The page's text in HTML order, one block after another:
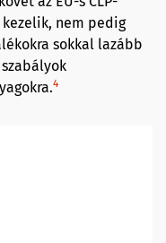
nem pedig
sokkal lazább
4